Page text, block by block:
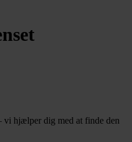
vi hjælper dig med at finde den